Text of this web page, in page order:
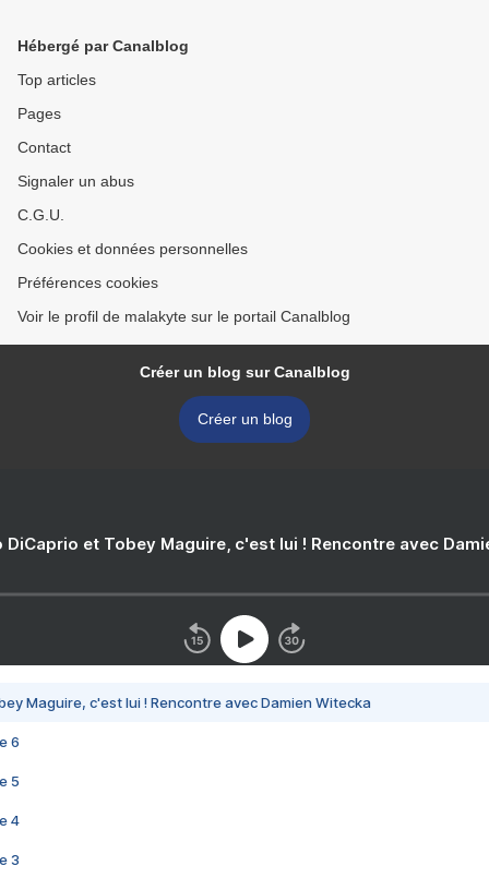
Hébergé par Canalblog
Top articles
Pages
Contact
Signaler un abus
C.G.U.
Cookies et données personnelles
Préférences cookies
Voir le profil de malakyte sur le portail Canalblog
Créer un blog sur Canalblog
Créer un blog
DiCaprio et Tobey Maguire, c'est lui ! Rencontre avec
Maguire, c'est lui ! Rencontre avec Damien Witecka
6
5
4
3